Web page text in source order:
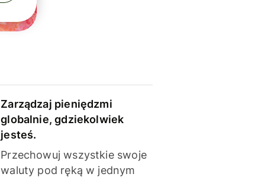
Zarządzaj pieniędzmi
globalnie, gdziekolwiek
jesteś.
Przechowuj wszystkie swoje
waluty pod ręką w jednym